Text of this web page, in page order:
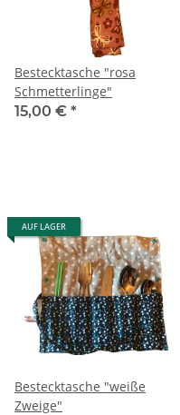
Bestecktasche "rosa
Schmetterlinge"
15,00 € *
AUF LAGER
Bestecktasche "weiße
Zweige"